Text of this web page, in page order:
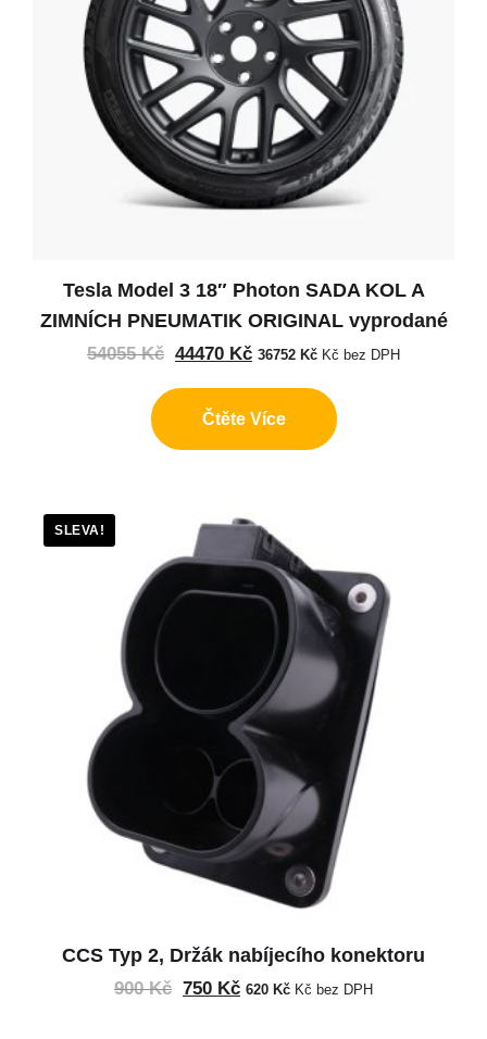
Tesla Model 3 18″ Photon SADA KOL A
ZIMNÍCH PNEUMATIK ORIGINAL vyprodané
54055Kč 44470 Kč 36752 Kč Kč bez DPH
Čtěte Více
SLEVA!
CCS Typ 2, Držák nabíjecího konektoru
900Kč 750 Kč 620 Kč Kč bez DPH